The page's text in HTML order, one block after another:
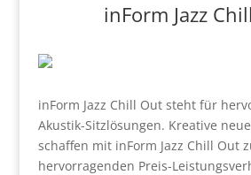
inForm Jazz
inForm Jazz Chill Out steht für
Akustik-Sitzlösungen. Kreative
schaffen mit inForm Jazz Chill Out
hervorragenden Preis-